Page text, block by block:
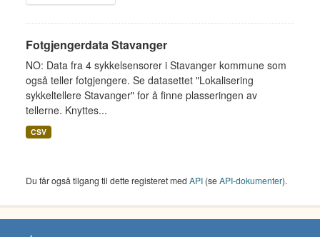
Fotgjengerdata Stavanger
NO: Data fra 4 sykkelsensorer i Stavanger kommune som
også teller fotgjengere. Se datasettet "Lokalisering
sykkeltellere Stavanger" for å finne plasseringen av
tellerne. Knyttes...
CSV
Du får også tilgang til dette registeret med API (seAPI-dokumenter).